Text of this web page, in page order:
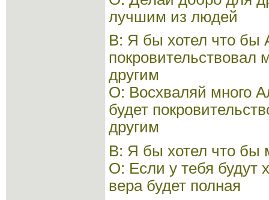
лучшим из людей
В: Я бы хотел что бы
покровительствовал
другим
О: Восхваляй много
будет
другим
В: Я бы хотел что бы
О: Если у тебя будут
вера будет полная